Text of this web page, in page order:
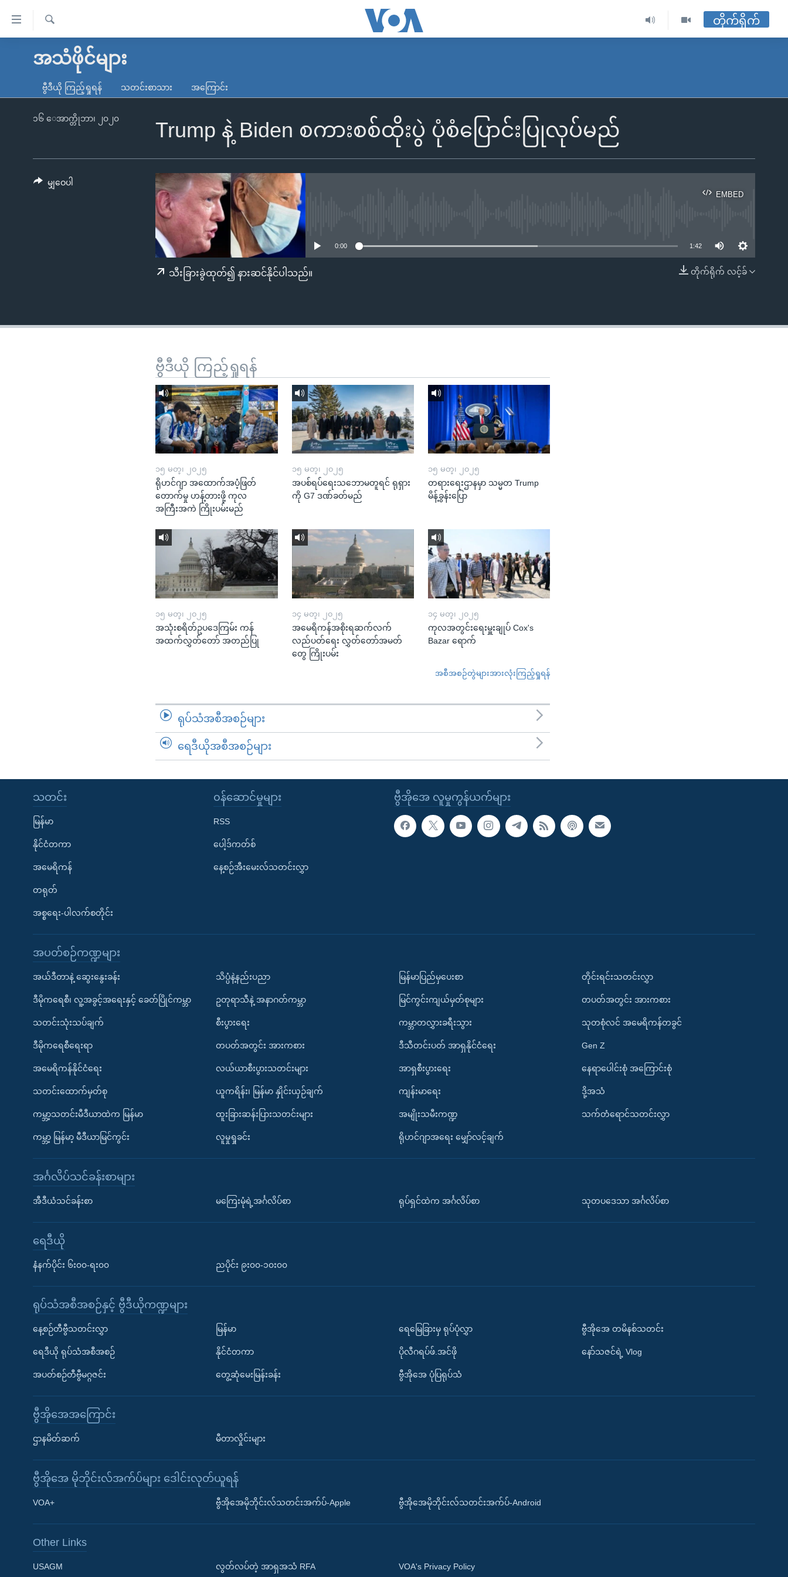
လွယ်ကူ
သည့်
ကျော်
မူလစာမျက်နှာ
ကမ္ဘာ့သတင်းများ
နိုင်ငံတကာ
တရုတ်
အစ္စရေး-ပါလက်စတိုင်း
ရပ်ဝန်းတခု လမ်းတခု အလွန်
အင်္ဂလိပ်စာလေ့လာမယ်
Learning English
ရ
တိုက်ရိုက်
အသံဖိုင်များ
ဗွီဒီယို ကြည့်ရှုရန် သတင်းစာသား အကြောင်း
Trump နဲ့ Biden စကားစစ်ထိုးပွဲ ပုံစံပြောင်းပြုလုပ်မည်
၁၆ ေအာက္တိုဘာ၊ ၂၀၂၀
EMBED
EMBED
0:00 1:42
တိုက်ရိုက် လင့်ခ်
သီးခြားခွဲထုတ်၍ နားဆင်နိုင်ပါသည်။
မျှဝေပါ
ဗွီဒီယို ကြည့်ရှုရန်
၁၅ မတ္၊ ၂၀၂၅
ရိုဟင်ဂျာ အထောက်အပံ့ဖြတ်
တောက်မှု ဟန့်တားဖို့ ကုလ
အကြီးအကဲ ကြိုးပမ်းမည်
၁၅ မတ္၊ ၂၀၂၅
အပစ်ရပ်ရေးသဘောမတူရင် ရုရှား
ကို G7 ဒဏ်ခတ်မည်
၁၅ မတ္၊ ၂၀၂၅
တရားရေးဌာနမှာ သမ္မတ Trump
မိန့်ခွန်းပြော
၁၅ မတ္၊ ၂၀၂၅
အသုံးစရိတ်ဥပဒေကြမ်း ကန်
အထက်လွှတ်တော် အတည်ပြု
၁၄ မတ္၊ ၂၀၂၅
အမေရိကန်အစိုးရဆက်လက်
လည်ပတ်ရေး လွှတ်တော်အမတ်
တွေ ကြိုးပမ်း
၁၄ မတ္၊ ၂၀၂၅
ကုလအတွင်းရေးမှူးချုပ် Cox's
Bazar ရောက်
အစီအစဉ်တွဲများအားလုံးကြည့်ရှုရန်
ရုပ်သံအစီအစဉ်များ
ရေဒီယိုအစီအစဉ်များ
ဗွီအိုအေ လူမှုကွန်ယက်များ
သတင်း
မြန်မာ
နိုင်ငံတကာ
အမေရိကန်
တရုတ်
အစ္စရေး-ပါလက်စတိုင်း
၀န်ဆောင်မှုများ
RSS
ပေါ့ဒ်ကတ်စ်
နေ့စဉ်အီးမေးလ်သတင်းလွှာ
အပတ်စဉ်ကဏ္ဍများ
အယ်ဒီတာနဲ့ ဆွေးနွေးခန်း
ဒီမိုကရေစီ၊ လူ့အခွင့်အရေးနှင့် ခေတ်ပြိုင်ကမ္ဘာ
သတင်းသုံးသပ်ချက်
ဒီမိုကရေစီရေးရာ
အမေရိကန်နိုင်ငံရေး
သတင်းထောက်မှတ်စု
ကမ္ဘာ့သတင်းမီဒီယာထဲက မြန်မာ
ကမ္ဘာ့ မြန်မာ့ မီဒီယာမြင်ကွင်း
သိပ္ပံနဲ့နည်းပညာ
ဥတုရာသီနဲ့ အနာဂတ်ကမ္ဘာ
စီးပွားရေး
တပတ်အတွင်း အားကစား
လယ်ယာစီးပွားသတင်းများ
ယူကရိန်း၊ မြန်မာ နှိုင်းယှဉ်ချက်
ထူးခြားဆန်းပြားသတင်းများ
လူမှုရှုခင်း
မြန်မာပြည်မှပေးစာ
မြင်ကွင်းကျယ်မှတ်စုများ
ကမ္ဘာတလွှားခရီးသွား
ဒီသီတင်းပတ် အာရှနိုင်ငံရေး
အာရှစီးပွားရေး
ကျန်းမာရေး
အမျိုးသမီးကဏ္ဍ
ရိုဟင်ဂျာအရေး မျှော်လင့်ချက်
တိုင်းရင်းသတင်းလွှာ
တပတ်အတွင်း အားကစား
သုတစုံလင် အမေရိကန်တခွင်
Gen Z
နေရာပေါင်းစုံ အကြောင်းစုံ
ဒို့အသံ
သက်တံရောင်သတင်းလွှာ
အင်္ဂလိပ်သင်ခန်းစာများ
အီဒီယံသင်ခန်းစာ မကြေးမုံရဲ့အင်္ဂလိပ်စာ ရုပ်ရှင်ထဲက အင်္ဂလိပ်စာ သုတပဒေသာ အင်္ဂလိပ်စာ
ရေဒီယို
နံနက်ပိုင်း ၆း၀၀-ရး၀၀ ညပိုင်း ၉း၀၀-၁၀း၀၀
ရုပ်သံအစီအစဉ်နှင့် ဗွီဒီယိုကဏ္ဍများ
နေ့စဉ်တီဗွီသတင်းလွှာ
ရေဒီယို ရုပ်သံအစီအစဉ်
အပတ်စဉ်တီဗွီမဂ္ဂဇင်း
မြန်မာ
နိုင်ငံတကာ
တွေ့ဆုံမေးမြန်းခန်း
ရေမြေခြားမှ ရုပ်ပုံလွှာ
ပိုလီဂရပ်ဖ်.အင်ဖို
ဗွီအိုအေ ပုံပြရုပ်သံ
ဗွီအိုအေ တမိနစ်သတင်း
နော်သဇင်ရဲ့ Vlog
ဗွီအိုအေအကြောင်း
ဌာနမိတ်ဆက် မီတာလှိုင်းများ
ဗွီအိုအေ မိုဘိုင်းလ်အက်ပ်များ ဒေါင်းလုတ်ယူရန်
VOA+ ဗွီအိုအေမိုဘိုင်းလ်သတင်းအက်ပ်-Apple ဗွီအိုအေမိုဘိုင်းလ်သတင်းအက်ပ်-Android
Other Links
USAGM လွတ်လပ်တဲ့ အာရှအသံ RFA VOA's Privacy Policy